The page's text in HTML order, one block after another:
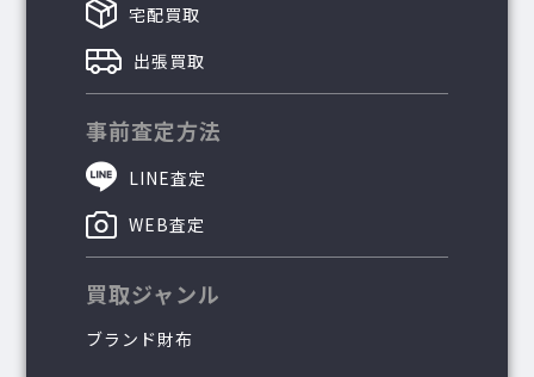
宅配買取
出張買取
事前査定方法
LINE査定
WEB査定
買取ジャンル
ブランド財布